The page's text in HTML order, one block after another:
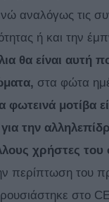
αναλόγως τις
ή και την
θα είναι αυτή
στα φώτα
φωτεινά μοτίβα
για την
χρήστες του
περίπτωση του
στο